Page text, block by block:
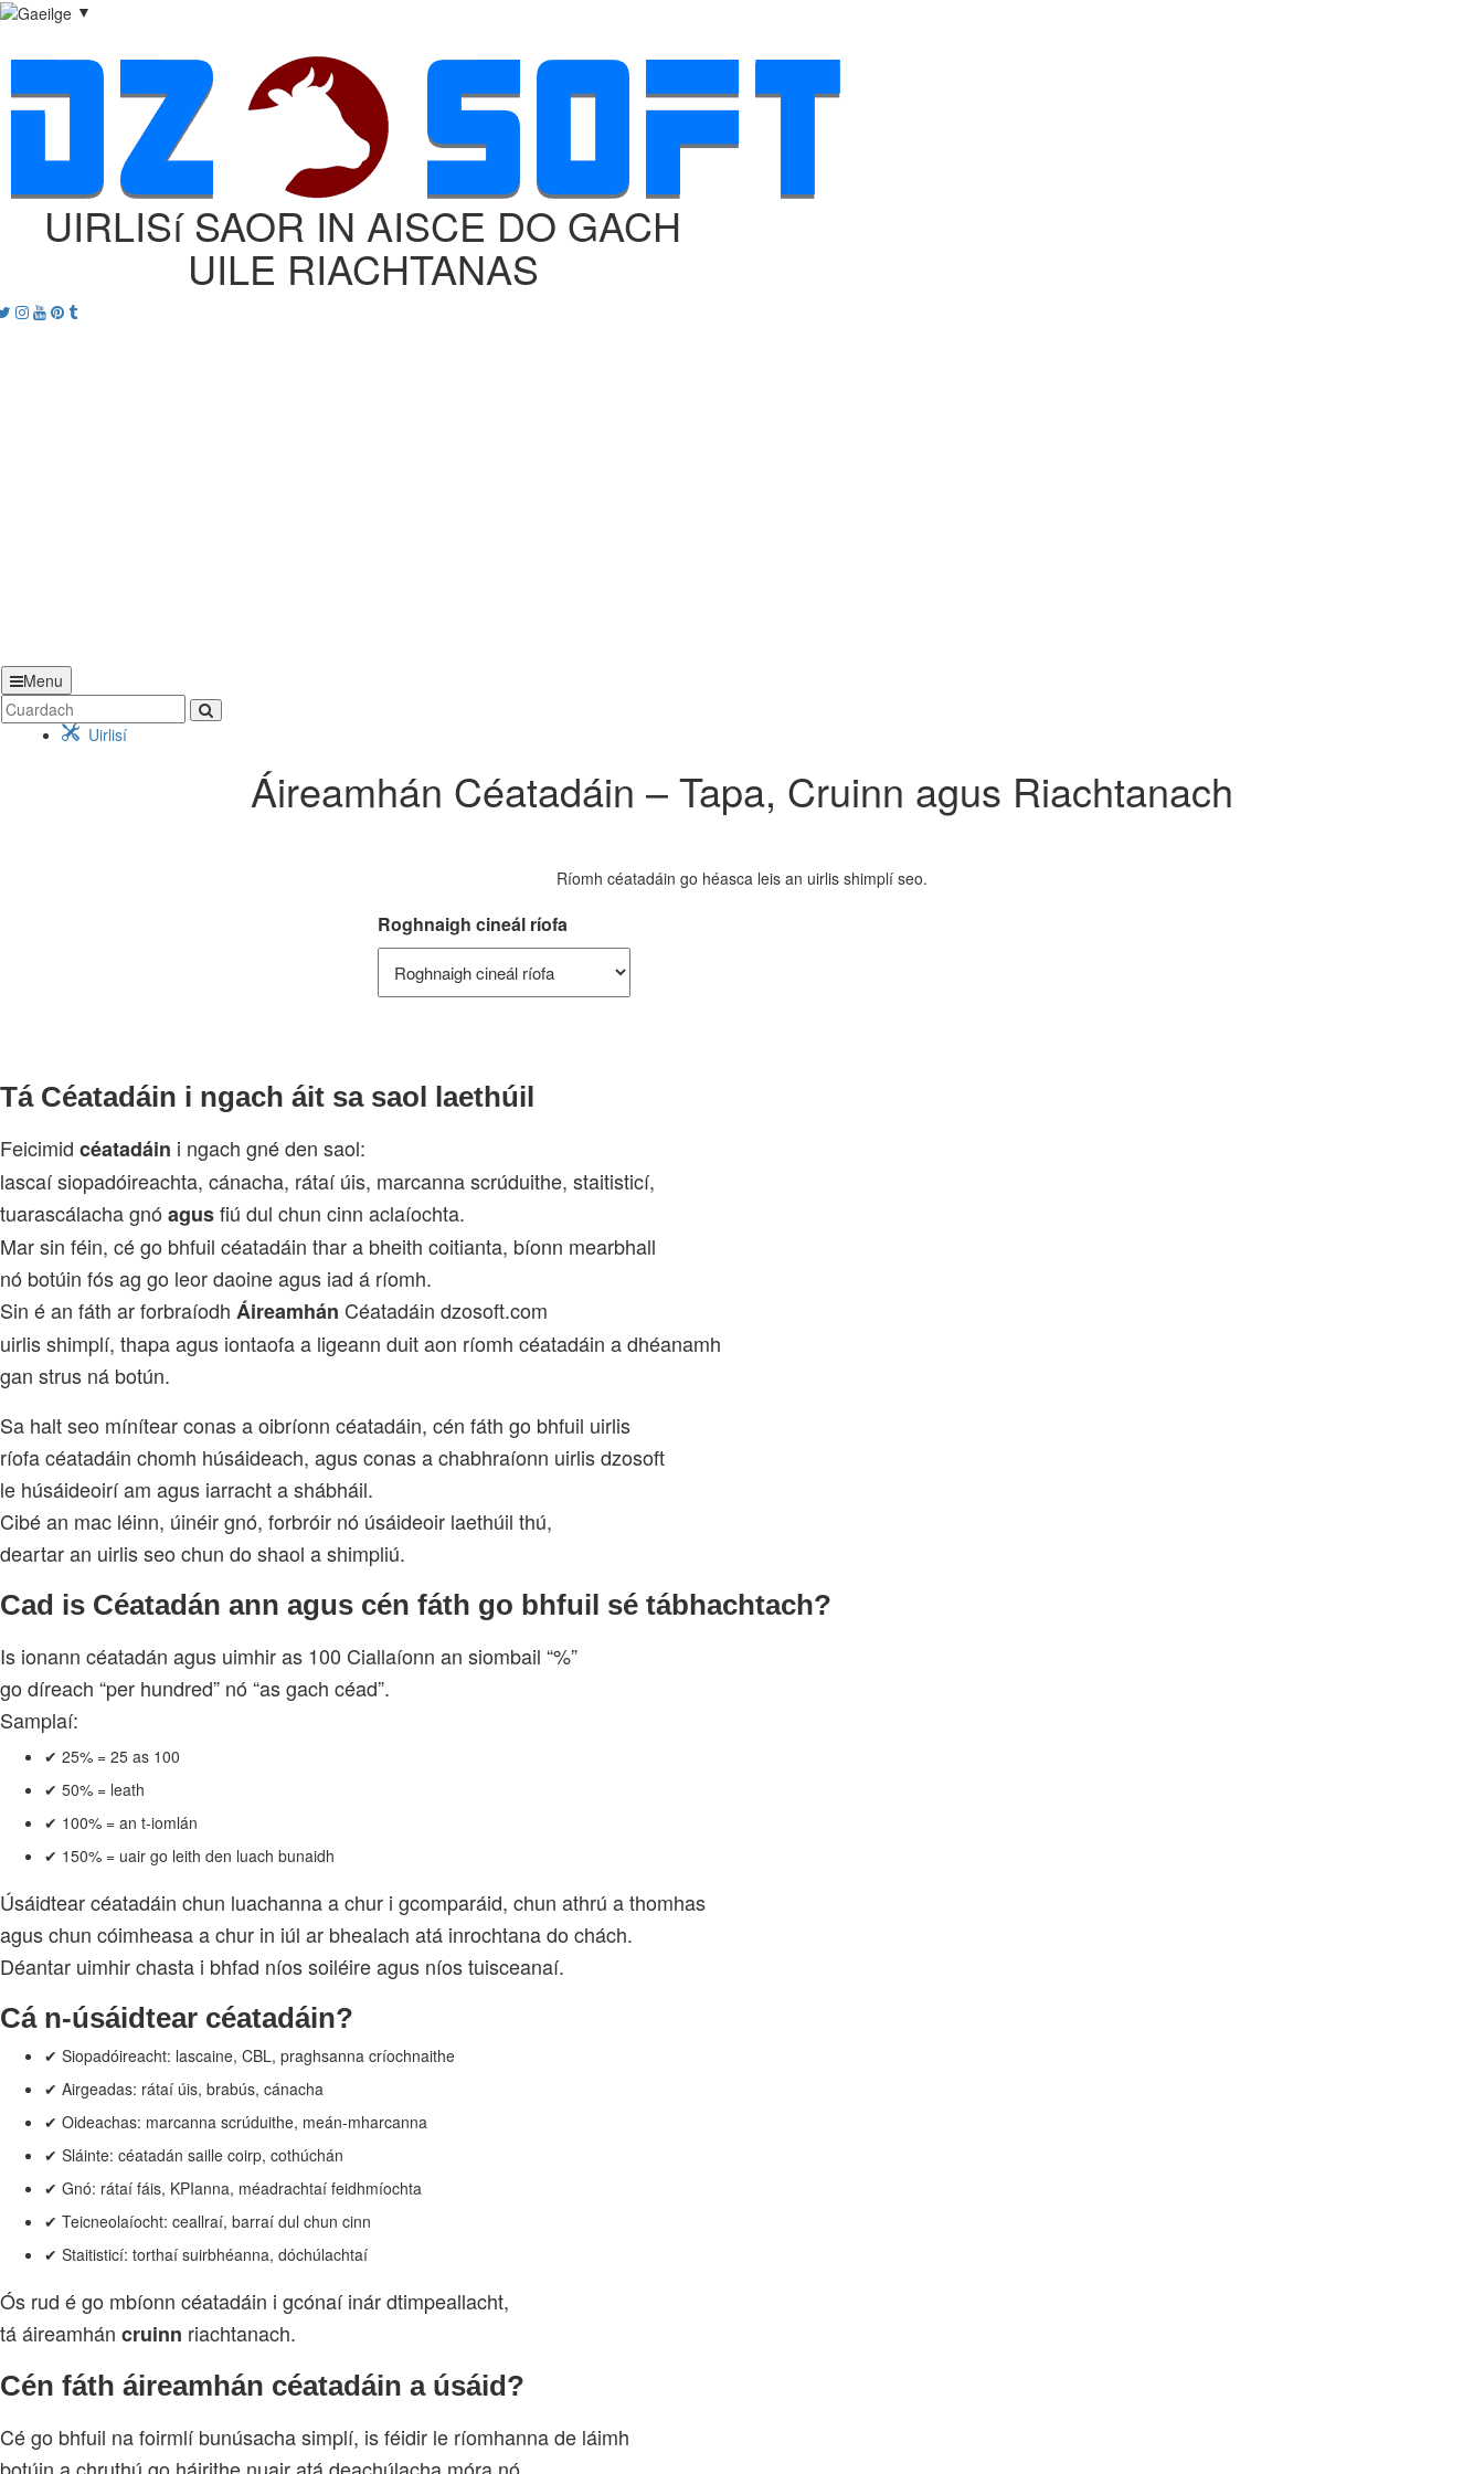
▼
UIRLISí SAOR IN AISCE DO GACH
UILE RIACHTANAS
Twitter
Instagram
Youtube
Pinterest
tumblr
Menu
Uirlisí
Áireamhán Céatadáin – Tapa, Cruinn agus Riachtanach
Ríomh céatadáin go héasca leis an uirlis shimplí seo.
Roghnaigh cineál ríofa
Tá Céatadáin i ngach áit sa saol laethúil
Feicimid céatadáin i ngach gné den saol:
lascaí siopadóireachta, cánacha, rátaí úis, marcanna scrúduithe, staitisticí,
tuarascálacha gnó agusfiú dul chun cinn aclaíochta.
Mar sin féin, cé go bhfuil céatadáin thar a bheith coitianta, bíonn mearbhall
nó botúin fós ag go leor daoine agus iad á ríomh.
Sin é an fáth ar forbraíodh Áireamhán Céatadáin dzosoft.com
uirlis shimplí, thapa agus iontaofa a ligeann duit aon ríomh céatadáin a dhéanamh
gan strus ná botún.
Sa halt seo mínítear conas a oibríonn céatadáin, cén fáth go bhfuil uirlis
ríofa céatadáin chomh húsáideach, agus conas a chabhraíonn uirlis dzosoft
le húsáideoirí am agus iarracht a shábháil.
Cibé an mac léinn, úinéir gnó, forbróir nó úsáideoir laethúil thú,
deartar an uirlis seo chun do shaol a shimpliú.
Cad is Céatadán ann agus cén fáth go bhfuil sé tábhachtach?
Is ionann céatadán agus uimhir as 100 Ciallaíonn an siombail “%”
go díreach “per hundred” nó “as gach céad”.
Samplaí:
✔ 25% = 25 as 100
✔ 50% = leath
✔ 100% = an t‑iomlán
✔ 150% = uair go leith den luach bunaidh
Úsáidtear céatadáin chun luachanna a chur i gcomparáid, chun athrú a thomhas
agus chun cóimheasa a chur in iúl ar bhealach atá inrochtana do chách.
Déantar uimhir chasta i bhfad níos soiléire agus níos tuisceanaí.
Cá n‑úsáidtear céatadáin?
✔ Siopadóireacht: lascaine, CBL, praghsanna críochnaithe
✔ Airgeadas: rátaí úis, brabús, cánacha
✔ Oideachas: marcanna scrúduithe, meán‑mharcanna
✔ Sláinte: céatadán saille coirp, cothúchán
✔ Gnó: rátaí fáis, KPIanna, méadrachtaí feidhmíochta
✔ Teicneolaíocht: ceallraí, barraí dul chun cinn
✔ Staitisticí: torthaí suirbhéanna, dóchúlachtaí
Ós rud é go mbíonn céatadáin i gcónaí inár dtimpeallacht,
tá áireamhán cruinn riachtanach.
Cén fáth áireamhán céatadáin a úsáid?
Cé go bhfuil na foirmlí bunúsacha simplí, is féidir le ríomhanna de láimh
botúin a chruthú go háirithe nuair atá deachúlacha móra nó